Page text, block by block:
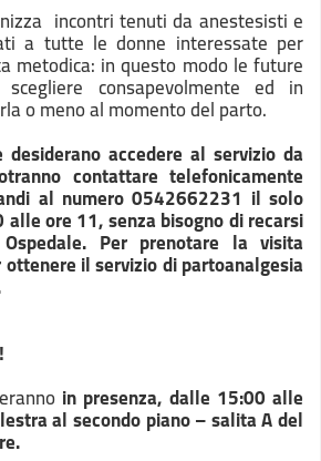
incontri tenuti da anestesisti e
a tutte le donne interessate per
metodica: in questo modo le future
consapevolmente ed in
o meno al momento del parto.
desiderano accedere al servizio da
contattare telefonicamente
al numero0542662231 il solo
alle ore 11,senza bisogno di recarsi
Per prenotare la visita
il servizio di partoanalgesia
in presenza, dalle 15:00 alle
al secondo piano – salita A del